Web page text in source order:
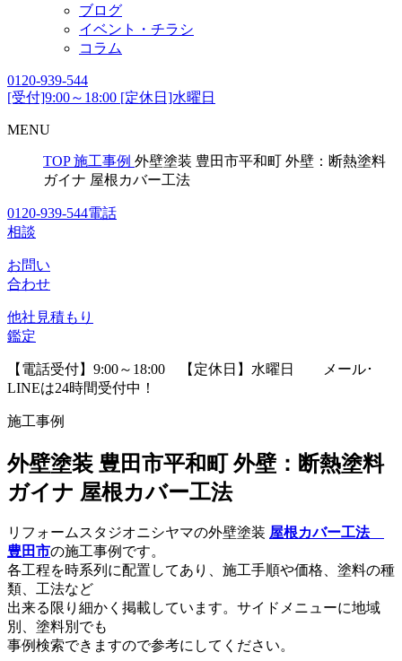
ブログ
イベント・チラシ
コラム
0120-939-544
[受付]9:00～18:00 [定休日]水曜日
MENU
TOP 施工事例 外壁塗装 豊田市平和町 外壁：断熱塗料
ガイナ 屋根カバー工法
0120-939-544電話
相談
お問い
合わせ
他社見積もり
鑑定
【電話受付】9:00～18:00 【定休日】水曜日
メール･
LINEは24時間受付中！
施工事例
外壁塗装 豊田市平和町 外壁：断熱塗料
ガイナ 屋根カバー工法
リフォームスタジオニシヤマの外壁塗装 屋根カバー工法
豊田市の施工事例です。
各工程を時系列に配置してあり、施工手順や価格、塗料の種
類、工法など
出来る限り細かく掲載しています。サイドメニューに地域
別、塗料別でも
事例検索できますので参考にしてください。